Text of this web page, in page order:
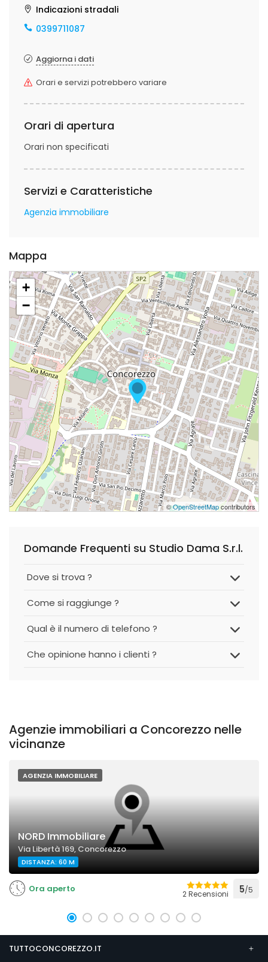
Indicazioni stradali
0399711087
Aggiorna i dati
Orari e servizi potrebbero variare
Orari di apertura
Orari non specificati
Servizi e Caratteristiche
Agenzia immobiliare
Mappa
+
−
©OpenStreetMapcontributors
Domande Frequenti su Studio Dama S.r.l.
Dove si trova ?
Come si raggiunge ?
Qual è il numero di telefono ?
Che opinione hanno i clienti ?
Agenzie immobiliari a Concorezzo nelle
vicinanze
AGENZIA IMMOBILIARE
NORD Immobiliare
Via Libertà 169, Concorezzo
DISTANZA: 60 M
Ora aperto 2 Recensioni 5/5
TUTTOCONCOREZZO.IT